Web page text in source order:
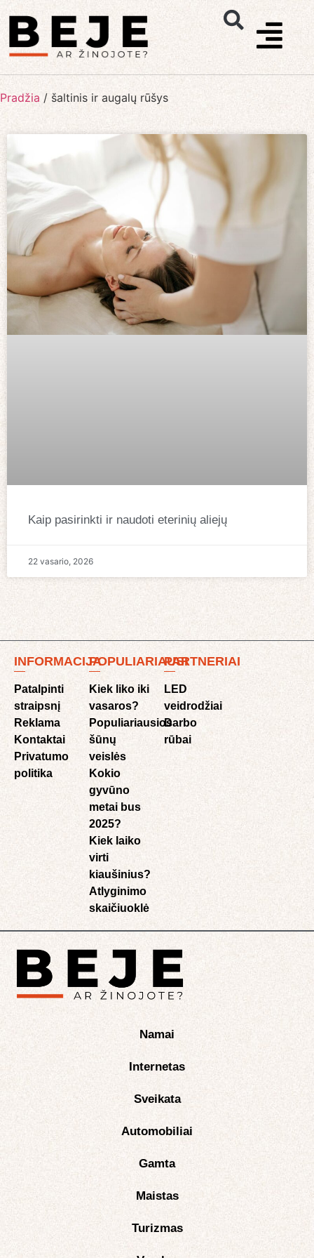
Pradžia / šaltinis ir augalų rūšys
Kaip pasirinkti ir naudoti eterinių aliejų
22 vasario, 2026
INFORMACIJA
Patalpinti
straipsnį
Reklama
Kontaktai
Privatumo
politika
POPULIARIAUSI
Kiek liko iki
vasaros?
Populiariausios
šūnų
veislės
Kokio
gyvūno
metai bus
2025?
Kiek laiko
virti
kiaušinius?
Atlyginimo
skaičiuoklė​
PARTNERIAI
LED
veidrodžiai
Darbo
rūbai
Namai
Internetas
Sveikata
Automobiliai
Gamta
Maistas
Turizmas